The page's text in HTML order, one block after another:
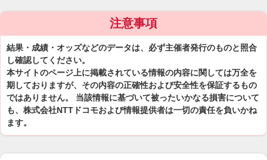
注意事項
結果・成績・オッズなどのデータは、必ず主催者発行のものと照合
し確認してください。
本サイトのページ上に掲載されている情報の内容に関しては万全を
期しておりますが、その内容の正確性および安全性を保証するもの
ではありません。 当該情報に基づいて被ったいかなる損害について
も、株式会社NTTドコモおよび情報提供者は一切の責任を負いかね
ます。